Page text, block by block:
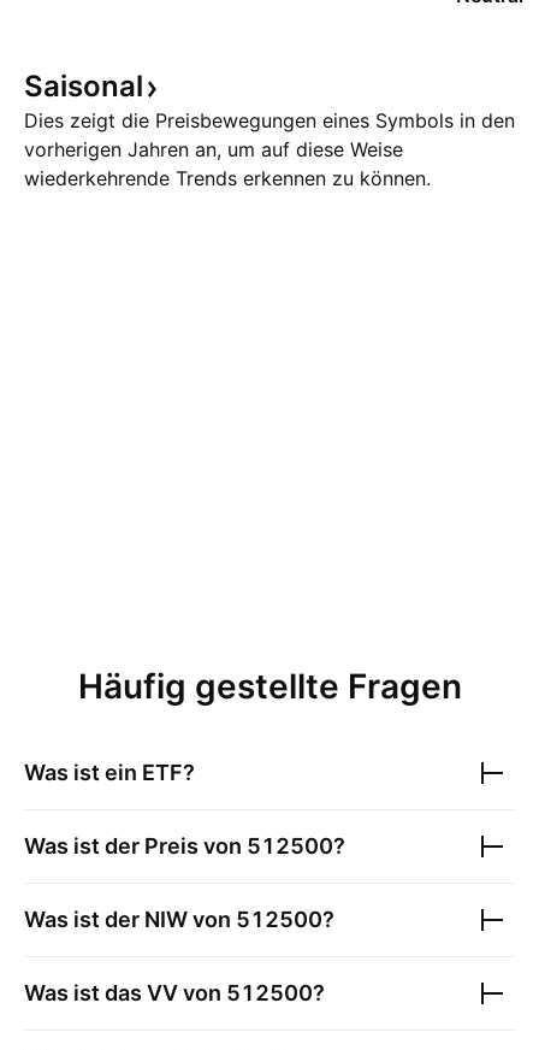
Saisonal
Dies zeigt die Preisbewegungen eines Symbols in den
vorherigen Jahren an, um auf diese Weise
wiederkehrende Trends erkennen zu können.
Häufig gestellte Fragen
Was ist ein ETF?
Was ist der Preis von 512500?
Was ist der NIW von 512500?
Was ist das VV von 512500?